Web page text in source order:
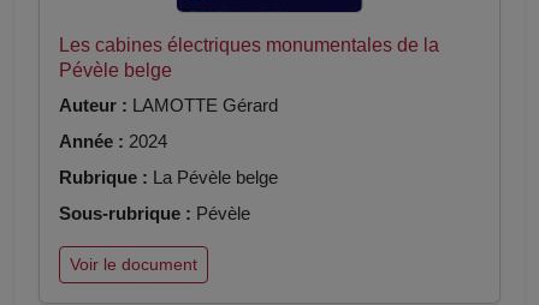
Les cabines électriques monumentales de la
Pévèle belge
Auteur : LAMOTTE Gérard
Année : 2024
Rubrique : La Pévèle belge
Sous-rubrique : Pévèle
Voir le document